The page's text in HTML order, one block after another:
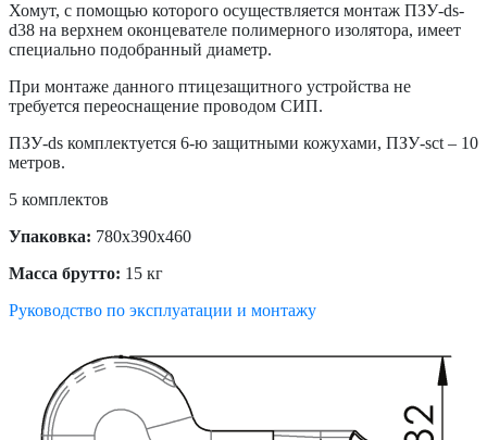
Хомут, с помощью которого осуществляется монтаж ПЗУ-ds-
d38 на верхнем оконцевателе полимерного изолятора, имеет
специально подобранный диаметр.
При монтаже данного птицезащитного устройства не
требуется переоснащение проводом СИП.
ПЗУ-ds комплектуется 6-ю защитными кожухами, ПЗУ-sct – 10
метров.
5 комплектов
Упаковка: 780х390х460
Масса брутто: 15 кг
Руководство по эксплуатации и монтажу